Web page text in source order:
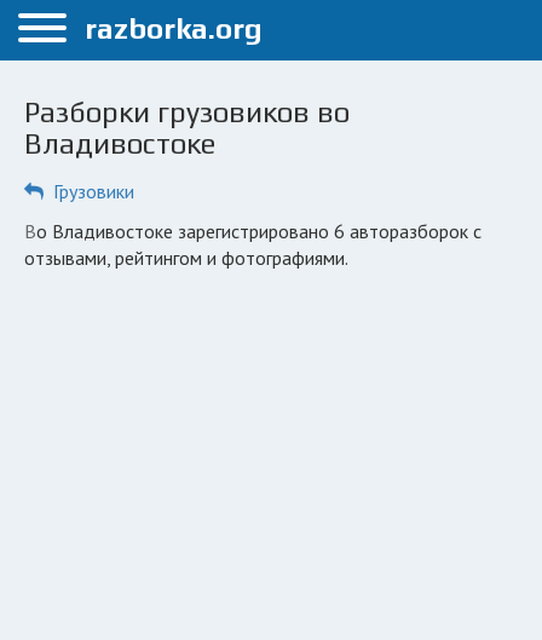
Меню
Владивосток
Каталог разборок
Вопрос автоюристу
Разборки грузовиков во
Владивостоке
Грузовики
во Владивостоке зарегистрировано 6 авторазборок с
отзывами, рейтингом и фотографиями.
razborka.org